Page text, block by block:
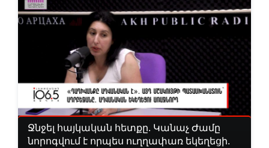
Ջնջել հայկական հետքը. Կանաչ Ժամը
նորոգվում է որպես ուղղափառ եկեղեցի.